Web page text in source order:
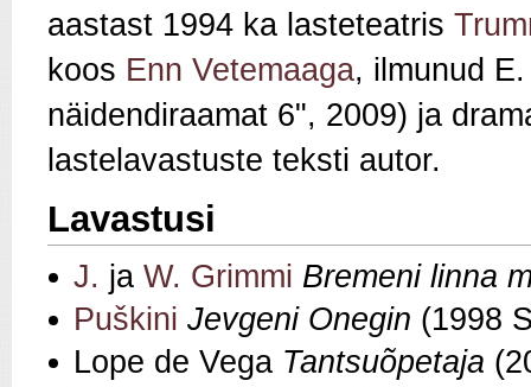
aastast 1994 ka lasteteatris
koos Enn Vetemaaga, ilmunud
näidendiraamat 6", 2009) ja
lastelavastuste teksti autor.
Lavastusi
J. ja W. Grimmi Bremeni linna
Puškini Jevgeni Onegin (1998
Lope de Vega Tantsuõpetaja